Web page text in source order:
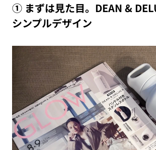
① まずは見た目。DEAN &
シンプルデザイン